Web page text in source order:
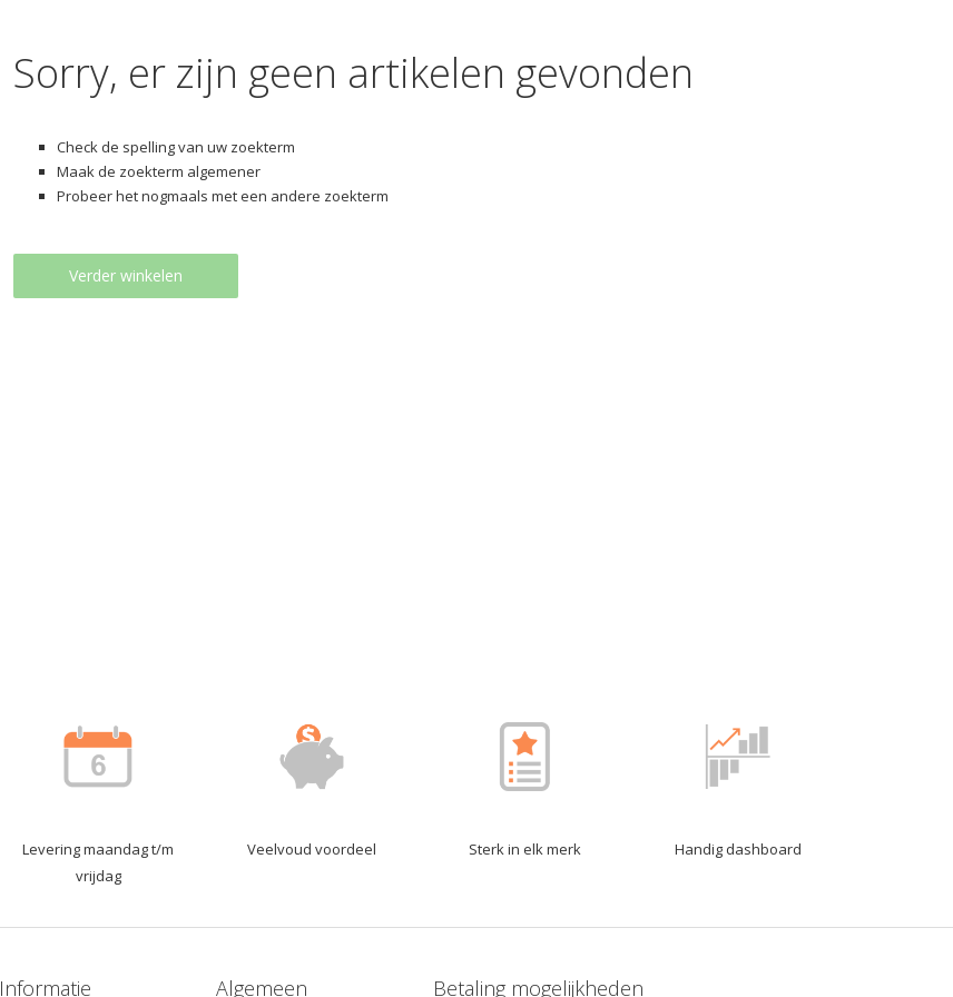
Sorry, er zijn geen artikelen gevonden
Check de spelling van uw zoekterm
Maak de zoekterm algemener
Probeer het nogmaals met een andere zoekterm
Verder winkelen
Levering maandag t/m
vrijdag
Veelvoud voordeel Sterk in elk merk Handig dashboard
Informatie Algemeen Betaling mogelijkheden